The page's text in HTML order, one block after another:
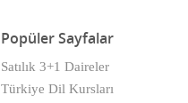
Popüler Sayfalar
Satılık 3+1 Daireler
Türkiye Dil Kursları